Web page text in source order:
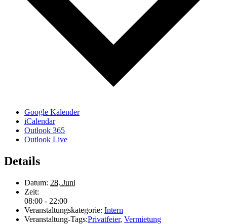
Google Kalender
iCalendar
Outlook 365
Outlook Live
Details
Datum: 28. Juni
Zeit:
08:00 - 22:00
Veranstaltungskategorie: Intern
Veranstaltung-Tags:Privatfeier, Vermietung